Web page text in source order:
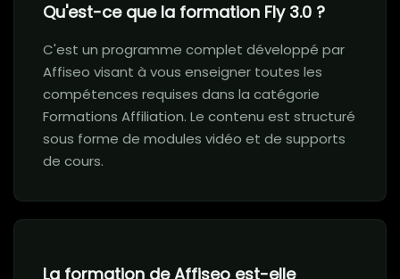
Qu'est-ce que la formation Fly 3.0 ?
C'est un programme complet développé par
Affiseo visant à vous enseigner toutes les
compétences requises dans la catégorie
Formations Affiliation. Le contenu est structuré
sous forme de modules vidéo et de supports
de cours.
La formation de Affiseo est-elle